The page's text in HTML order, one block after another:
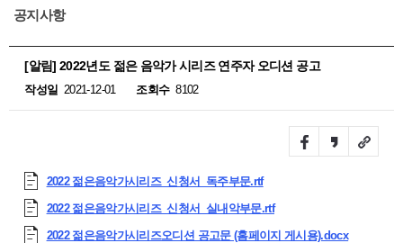
공지사항
[알림] 2022년도 젊은 음악가 시리즈 연주자 오디션 공고
작성일 2021-12-01 조회수8102
2022 젊은음악가시리즈_신청서_독주부문.rtf
2022 젊은음악가시리즈_신청서_실내악부문.rtf
2022 젊은음악가시리즈오디션 공고문 (홈페이지 게시용).docx
FacebookKakao
story
URL
Link